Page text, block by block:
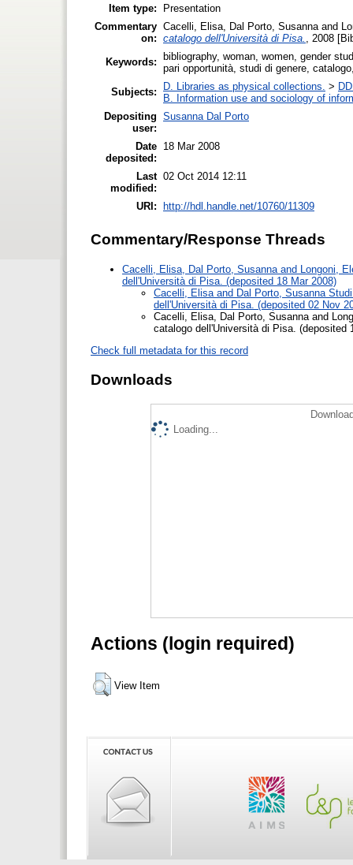
Item type:
Presentation
Commentary
on:
Cacelli, Elisa Dal Porto, Susanna and
catalogo dell'Università di Pisa.
, 2008
Keywords:
bibliography, woman, women, gender
pari opportunità, studi di genere,
Subjects:
D. Libraries as physical collections. >
B. Information use and sociology of
Depositing
user:
Susanna Dal Porto
Date
deposited:
18 Mar 2008
Last
modified:
02 Oct 2014 12:11
URI: http://hdl.handle.net/10760/11309
Commentary/Response Threads
Cacelli, Elisa, Dal Porto, Susannaand Longoni,
dell'Università di Pisa. (deposited 18 Mar 2008)
Cacelli, Elisaand Dal Porto, SusannaStudi
dell'Università di Pisa. (deposited 02 Nov
Cacelli, Elisa, Dal Porto, Susannaand
catalogo dell'Università di Pisa. (deposited
Check full metadata for this record
Downloads
Loading...
Actions (login required)
View Item